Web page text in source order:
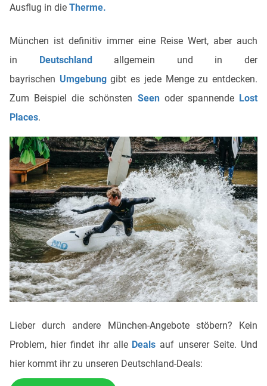
Ausflug in die Therme.
München ist definitiv immer eine Reise Wert, aber auch
in Deutschlandallgemein und in der
bayrischen Umgebunggibt es jede Menge zu entdecken.
Zum Beispiel die schönsten Seenoder spannende Lost
Places.
Lieber durch andere München-Angebote stöbern? Kein
Problem, hier findet ihr alle Deals auf unserer Seite. Und
hier kommt ihr zu unseren Deutschland-Deals: